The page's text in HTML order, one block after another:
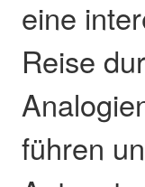
eine
Reise
führen